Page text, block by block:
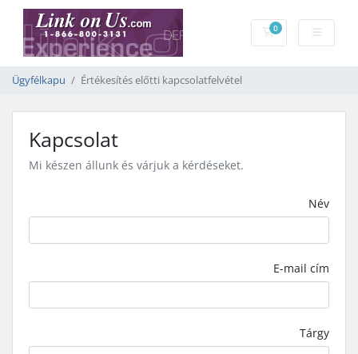
0Bevásárlókosár
Ügyfélkapu Értékesítés előtti kapcsolatfelvétel
Kapcsolat
Mi készen állunk és várjuk a kérdéseket.
Név
E-mail cím
Tárgy